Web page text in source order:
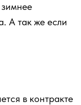
А так же если
в контракте